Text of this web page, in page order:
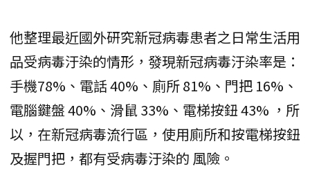
他整理最近國外研究新冠病毒患者之日常生活用
品受病毒汙染的情形，發現新冠病毒汙染率是：
手機78%、電話 40%、廁所 81%、門把 16%、
電腦鍵盤 40%、滑鼠 33%、電梯按鈕 43% ，所
以，在新冠病毒流行區，使用廁所和按電梯按鈕
及握門把，都有受病毒汙染的 風險。